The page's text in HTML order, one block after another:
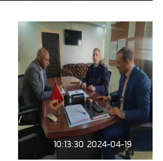
2024-04-19 10:13:30